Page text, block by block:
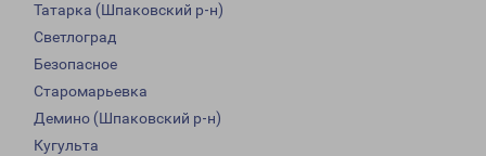
Татарка (Шпаковский р-н)
Светлоград
Безопасное
Старомарьевка
Демино (Шпаковский р-н)
Кугульта